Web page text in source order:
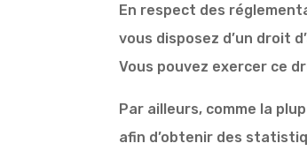
En respect des
vous disposez d’un droit
Vous pouvez exercer ce
Par ailleurs, comme la
afin d’obtenir des